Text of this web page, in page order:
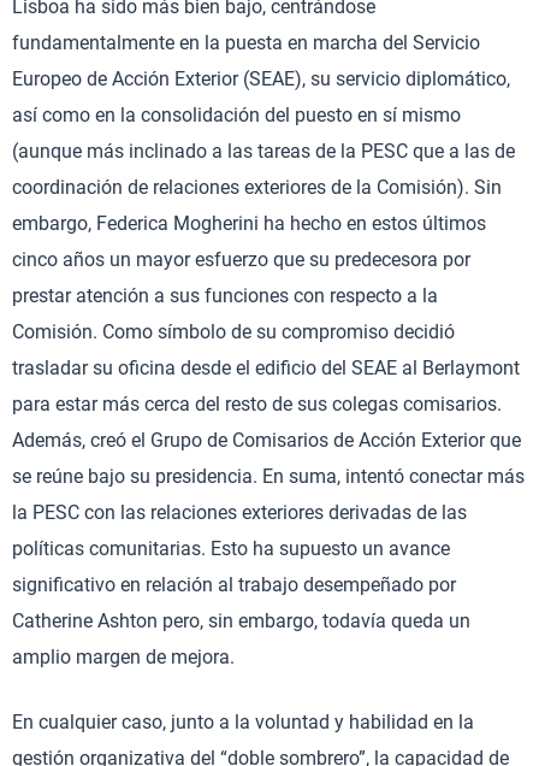
Lisboa ha sido más bien bajo, centrándose
fundamentalmente en la puesta en marcha del Servicio
Europeo de Acción Exterior (SEAE), su servicio diplomático,
así como en la consolidación del puesto en sí mismo
(aunque más inclinado a las tareas de la PESC que a las de
coordinación de relaciones exteriores de la Comisión). Sin
embargo, Federica Mogherini ha hecho en estos últimos
cinco años un mayor esfuerzo que su predecesora por
prestar atención a sus funciones con respecto a la
Comisión. Como símbolo de su compromiso decidió
trasladar su oficina desde el edificio del SEAE al Berlaymont
para estar más cerca del resto de sus colegas comisarios.
Además, creó el Grupo de Comisarios de Acción Exterior que
se reúne bajo su presidencia. En suma, intentó conectar más
la PESC con las relaciones exteriores derivadas de las
políticas comunitarias. Esto ha supuesto un avance
significativo en relación al trabajo desempeñado por
Catherine Ashton pero, sin embargo, todavía queda un
amplio margen de mejora.
En cualquier caso, junto a la voluntad y habilidad en la
gestión organizativa del “doble sombrero”, la capacidad de